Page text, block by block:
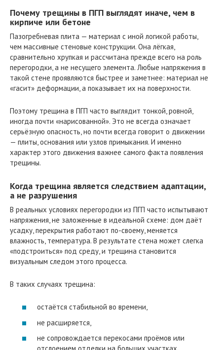
Почему трещины в ПГП выглядят иначе, чем в
кирпиче или бетоне
Пазогребневая плита — материал с иной логикой работы,
чем массивные стеновые конструкции. Она лёгкая,
сравнительно хрупкая и рассчитана прежде всего на роль
перегородки, а не несущего элемента. Любые напряжения в
такой стене проявляются быстрее и заметнее: материал не
«гасит» деформации, а показывает их на поверхности.
Поэтому трещина в ПГП часто выглядит тонкой, ровной,
иногда почти «нарисованной». Это не всегда означает
серьёзную опасность, но почти всегда говорит о движении
— плиты, основания или узлов примыкания. И именно
характер этого движения важнее самого факта появления
трещины.
Когда трещина является следствием адаптации,
а не разрушения
В реальных условиях перегородки из ПГП часто испытывают
напряжения, не заложенные в идеальной схеме: дом даёт
усадку, перекрытия работают по-своему, меняется
влажность, температура. В результате стена может слегка
«подстроиться» под среду, и трещина становится
визуальным следом этого процесса.
В таких случаях трещина:
остаётся стабильной во времени,
не расширяется,
не сопровождается перекосами проёмов или